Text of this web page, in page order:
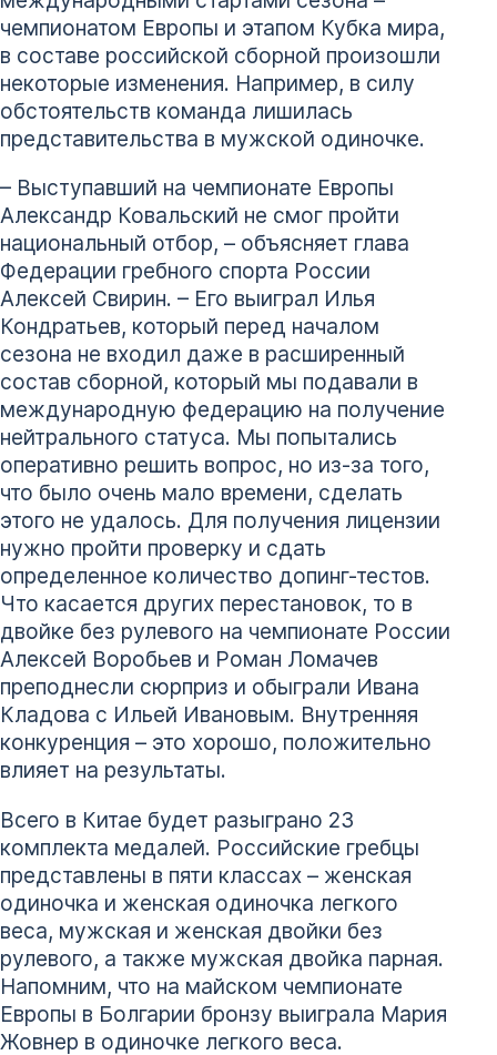
чемпионатом Европы и этапом Кубка мира,
в составе российской сборной произошли
некоторые изменения. Например, в силу
обстоятельств команда лишилась
представительства в мужской одиночке.
– Выступавший на чемпионате Европы
Александр Ковальский не смог пройти
национальный отбор, – объясняет глава
Федерации гребного спорта России
Алексей Свирин. – Его выиграл Илья
Кондратьев, который перед началом
сезона не входил даже в расширенный
состав сборной, который мы подавали в
международную федерацию на получение
нейтрального статуса. Мы попытались
оперативно решить вопрос, но из-за того,
что было очень мало времени, сделать
этого не удалось. Для получения лицензии
нужно пройти проверку и сдать
определенное количество допинг-тестов.
Что касается других перестановок, то в
двойке без рулевого на чемпионате России
Алексей Воробьев и Роман Ломачев
преподнесли сюрприз и обыграли Ивана
Кладова с Ильей Ивановым. Внутренняя
конкуренция – это хорошо, положительно
влияет на результаты.
Всего в Китае будет разыграно 23
комплекта медалей. Российские гребцы
представлены в пяти классах – женская
одиночка и женская одиночка легкого
веса, мужская и женская двойки без
рулевого, а также мужская двойка парная.
Напомним, что на майском чемпионате
Европы в Болгарии бронзу выиграла Мария
Жовнер в одиночке легкого веса.